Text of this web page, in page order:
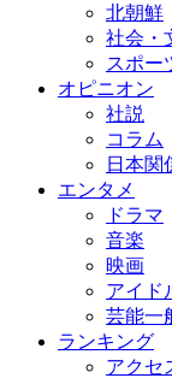
北朝鮮
社会・
スポー
オピニオン
社説
コラム
日本関
エンタメ
ドラマ
音楽
映画
アイド
芸能一
ランキング
アクセ